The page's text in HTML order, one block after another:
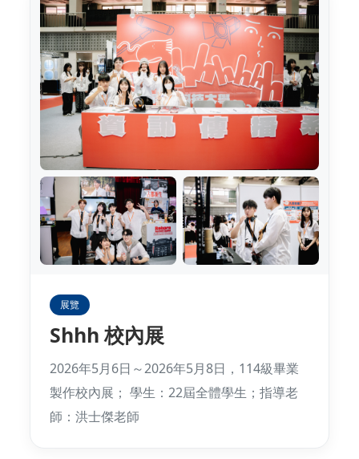
展覽
Shhh 校內展
2026年5月6日～2026年5月8日，114級畢業
製作校內展； 學生：22屆全體學生；指導老
師：洪士傑老師